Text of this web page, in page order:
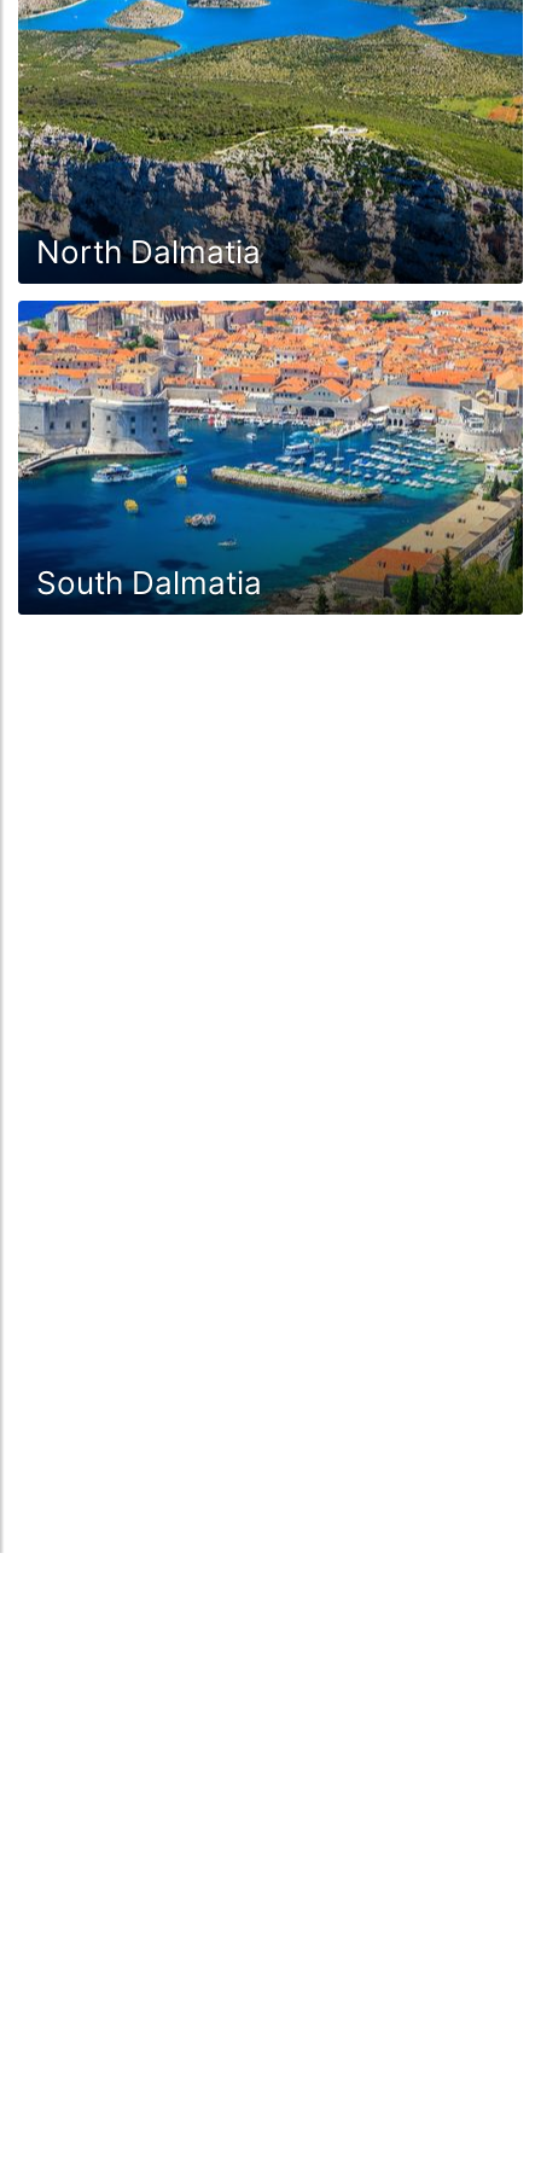
Molto popolare è il Brodetto, uno stufato di pesce di
varie specie, pomodori, cipolle e olio d'oliva.La Peka è
un piatto a base di carne di agnello o di vitello che
viene cotta con varie verdure in una campana di argilla
o di ferro a fuoco aperto.Semplicemente delizioso.La
Peka è disponibile anche con diversi tipi di pesce.
Che si tratti di barche a vela o a motore, di armatori o
di noleggiatori, in questa deliziosa zona avrete pane
per i vostri denti.
Scoprite cosa potete scoprire in Croazia.
North Dalmatia
South Dalmatia